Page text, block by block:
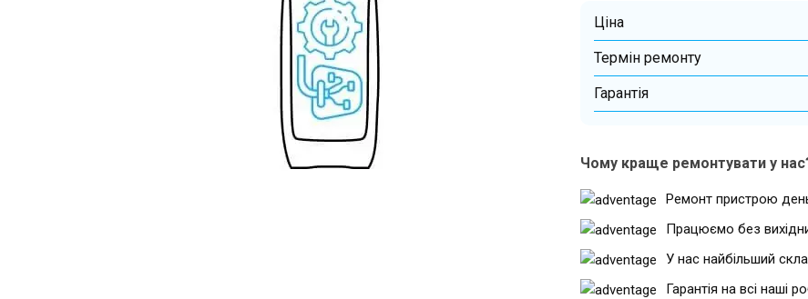
Ціна
Термін ремонту
Гарантiя
Чому краще ремонтувати у
Ремонт пристрою
Працюємо без
У нас найбільший
Гарантія на всі наші